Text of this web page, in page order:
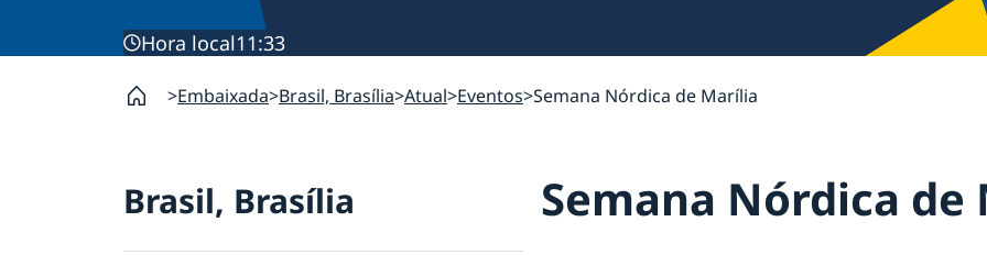
Hora local11:33
Embaixada Brasil, Brasília Atual Eventos Semana Nórdica de Marília
Brasil, Brasília Semana Nórdica